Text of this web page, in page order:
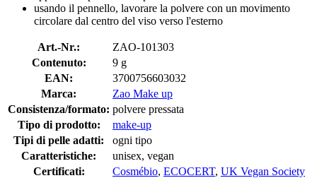
usando il pennello, lavorare la polvere con un movimento
circolare dal centro del viso verso l'esterno
Art.-Nr.:
ZAO-101303
Contenuto:
9 g
EAN:
3700756603032
Marca:
Zao Make up
Consistenza/formato: polvere pressata
Tipo di prodotto:
make-up
Tipi di pelle adatti:
ogni tipo
Caratteristiche:
unisex, vegan
Certificati:
Cosmébio, ECOCERT, UK Vegan Society